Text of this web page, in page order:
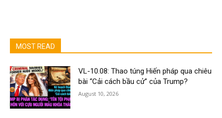
MOST READ
VL-10.08: Thao túng Hiến pháp qua chiêu
bài “Cải cách bầu cử” của Trump?
August 10, 2026